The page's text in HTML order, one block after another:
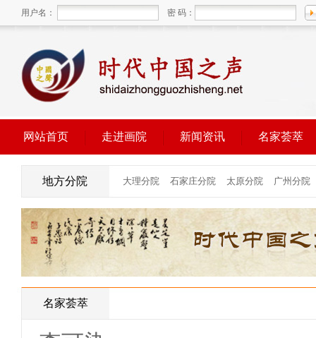
用户名： 密 码：
网站首页 走进画院 新闻资讯 名家荟萃
地方分院
名家荟萃